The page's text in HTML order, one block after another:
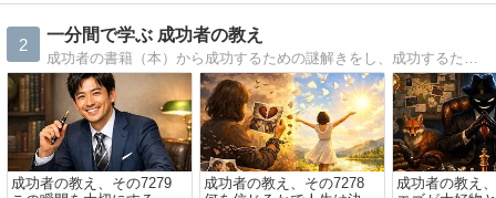
2
一分間で学ぶ 成功者の教え
成功者の教え、その7279
成功者の教え、その7278
成功者の教え